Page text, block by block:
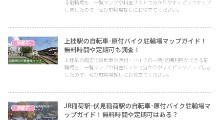
る駐輪場を、一覧マップや料金リストで分かりやすくピックアップ
しましたので、ぜひ駐輪場探しにお役立てください。
京都府
上桂駅の自転車･原付バイク駐輪場マップガイド！
無料時間や定期可も調査！
上桂駅の周辺で自転車や原付・バイクの一時/定期利用ができる駐
輪場を、一覧マップや料金リストで分かりやすくピックアップしま
したので、ぜひ駐輪場探しにお役立てください。
京都府
JR稲荷駅･伏見稲荷駅の自転車･原付バイク駐輪場マ
ップガイド！無料時間や定期可はある？